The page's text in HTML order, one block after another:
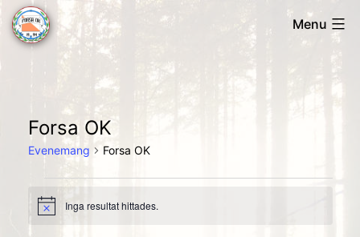
Skip
to
Menu
Forsa OK
Evenemang Forsa OK
Evenemang
Notis Inga resultat hittades.